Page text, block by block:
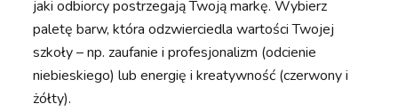
jaki odbiorcy postrzegają Twoją markę. Wybierz
paletę barw, która odzwierciedla wartości Twojej
szkoły – np. zaufanie i profesjonalizm (odcienie
niebieskiego) lub energię i kreatywność (czerwony i
żółty).